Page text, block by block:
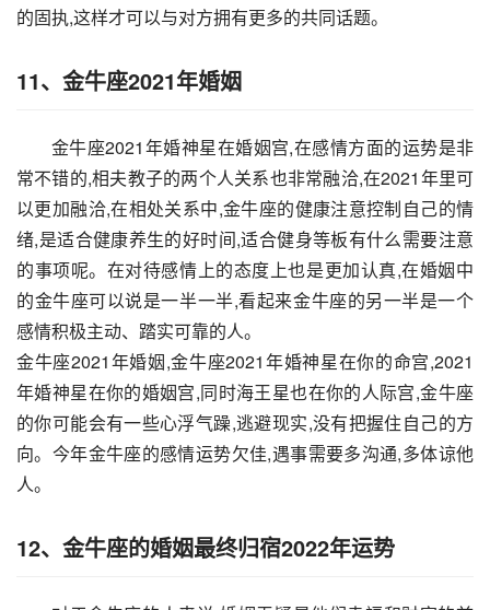
的固执,这样才可以与对方拥有更多的共同话题。
11、金牛座2021年婚姻
金牛座2021年婚神星在婚姻宫,在感情方面的运势是非
常不错的,相夫教子的两个人关系也非常融洽,在2021年里可
以更加融洽,在相处关系中,金牛座的健康注意控制自己的情
绪,是适合健康养生的好时间,适合健身等板有什么需要注意
的事项呢。在对待感情上的态度上也是更加认真,在婚姻中
的金牛座可以说是一半一半,看起来金牛座的另一半是一个
感情积极主动、踏实可靠的人。
金牛座2021年婚姻,金牛座2021年婚神星在你的命宫,2021
年婚神星在你的婚姻宫,同时海王星也在你的人际宫,金牛座
的你可能会有一些心浮气躁,逃避现实,没有把握住自己的方
向。今年金牛座的感情运势欠佳,遇事需要多沟通,多体谅他
人。
12、金牛座的婚姻最终归宿2022年运势